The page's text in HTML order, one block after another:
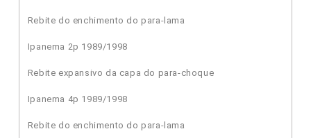
Rebite do enchimento do para-lama
Ipanema 2p 1989/1998
Rebite expansivo da capa do para-choque
Ipanema 4p 1989/1998
Rebite do enchimento do para-lama